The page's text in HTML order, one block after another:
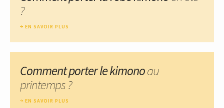
?
EN SAVOIR PLUS
Comment porter le kimonoau
printemps ?
EN SAVOIR PLUS